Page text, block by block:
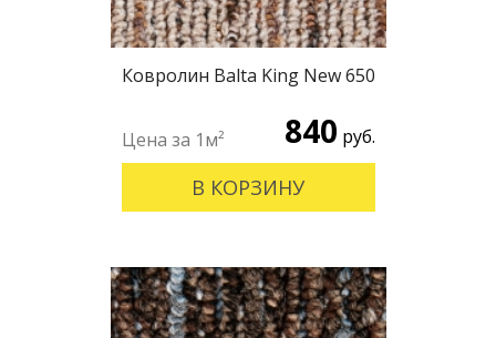
Ковролин Balta King New 650
840 руб.
В КОРЗИНУ